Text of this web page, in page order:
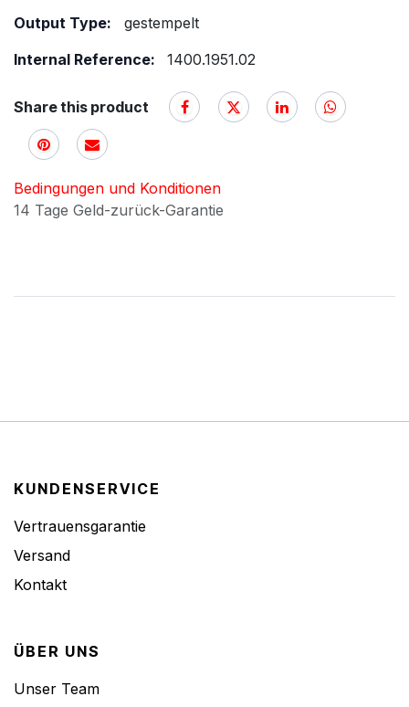
Output Type:
gestempelt
Internal Reference:
1400.1951.02
Share this product
Bedingungen und Konditionen
14 Tage Geld-zurück-Garantie
KUNDENSERVICE
Vertrauensgarantie
Versand
Kontakt
ÜBER UNS
Unser Team